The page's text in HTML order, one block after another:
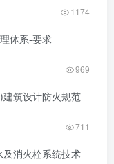
1174
体系-要求
969
筑设计防火规范
711
消火栓系统技术